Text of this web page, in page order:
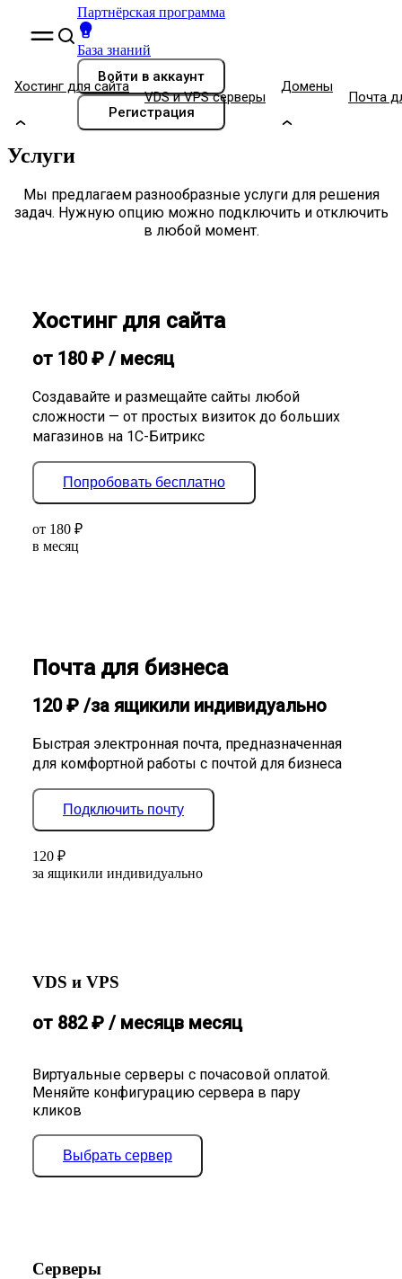
Партнёрская программа
База знаний
Войти в аккаунт
Регистрация
Хостинг для сайта
VDS и VPS серверы
Домены
Почта
Услуги
Мы предлагаем разнообразные услуги для решения
задач. Нужную опцию можно подключить и отключить
в любой момент.
Хостинг для сайта
от 180₽ / месяц
Создавайте и размещайте сайты любой
сложности — от простых визиток до больших
магазинов на 1С-Битрикс
Попробовать бесплатно
от 180 ₽
в месяц
Почта для бизнеса
120₽ /за ящикили индивидуально
Быстрая электронная почта, предназначенная
для комфортной работы с почтой для бизнеса
Подключить почту
120 ₽
за ящикили индивидуально
VDS и VPS
Виртуальные серверы с почасовой оплатой.
Меняйте конфигурацию сервера в пару
кликов
от 882₽ / месяцв месяц
Выбрать сервер
Серверы